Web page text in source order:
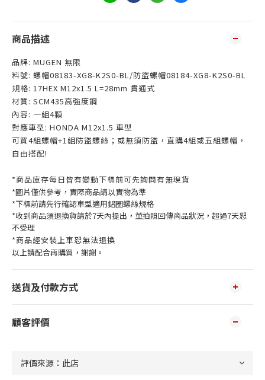
商品描述
品牌: MUGEN 無限
料號: 螺帽08183-XG8-K2S0-BL/防盜螺帽08184-XG8-K2S0-BL
規格: 17HEX M12x1.5 L=28mm 貫通式
材質: SCM435高強度鋼
內容: 一組4顆
對應車型: HONDA M12x1.5 車型
可買4組螺帽+1組防盜螺絲；或無須防盜，直購4組或五組螺帽，
自由搭配!
*商品庫存每日皆有變動下標前可先詢問有無現貨
*圖片僅供參考，實際商品請以實物為準
*下標前請先行確認車型適用鋁圈螺絲規格
*收到商品須退換貨請於7天內提出，並拍照回傳商品狀況，超過7天恕
不受理
*商品經安裝上車恕無法退換
以上請配合再購買，謝謝。
送貨及付款方式
顧客評價